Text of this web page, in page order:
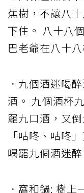
蕉樹，不讓八
下住。 八十八
巴老爺在八十
．九個酒迷喝
酒。 九個酒杯
罷九口酒，又
「咕咚、咕咚
喝罷九個酒迷醉
．窩和鍋: 樹